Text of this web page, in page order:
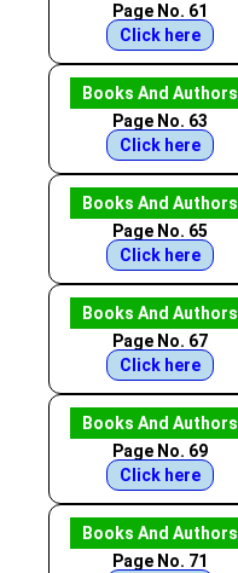
Page No. 61
Click here
Books And Authors
Page No. 63
Click here
Books And Authors
Page No. 65
Click here
Books And Authors
Page No. 67
Click here
Books And Authors
Page No. 69
Click here
Books And Authors
Page No. 71